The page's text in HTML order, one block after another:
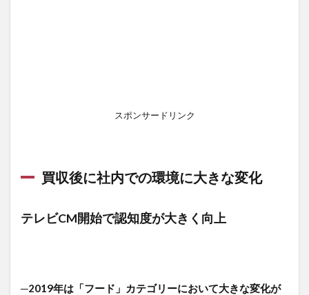
スポンサードリンク
買収後に社内での環境に大きな変化
テレビCM開始で認知度が大きく向上
─2019年は「フード」カテゴリーにおいて大きな変化が